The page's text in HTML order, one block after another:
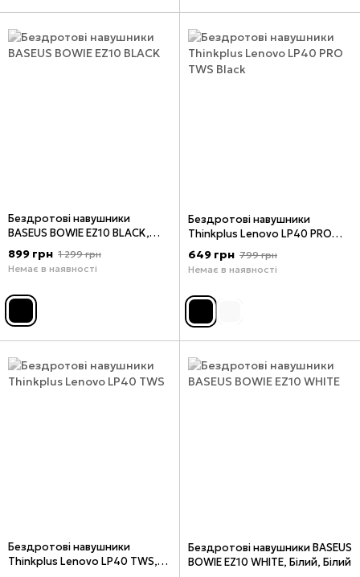
Бездротові навушники
BASEUS BOWIE EZ10 BLACK,
Чорний, Чорний
899 грн 1 299 грн
Немає в наявності
Бездротові навушники
Thinkplus Lenovo LP40 PRO
TWS Black, Чорний, Чорний
649 грн 799 грн
Немає в наявності
Бездротові навушники
Thinkplus Lenovo LP40 TWS,
Бездротові навушники BASEUS
BOWIE EZ10 WHITE, Білий, Білий